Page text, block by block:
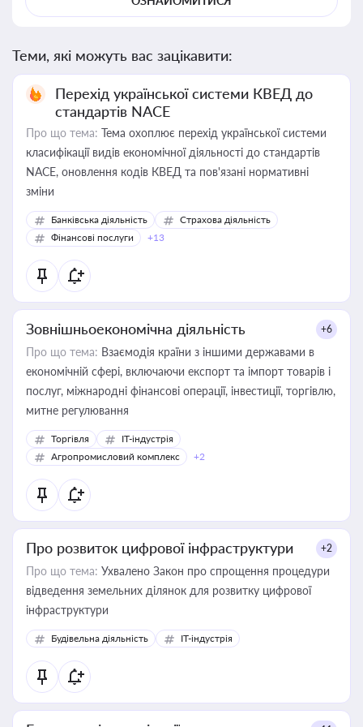
Теми, які можуть вас зацікавити:
Перехід української системи КВЕД до
стандартів NACE
Про що тема: Тема охоплює перехід української системи
класифікації видів економічної діяльності до стандартів
NACE, оновлення кодів КВЕД та пов'язані нормативні
зміни
Банківська діяльність
Страхова діяльність
Фінансові послуги
+13
Зовнішньоекономічна діяльність +6
Про що тема: Взаємодія країни з іншими державами в
економічній сфері, включаючи експорт та імпорт товарів і
послуг, міжнародні фінансові операції, інвестиції, торгівлю,
митне регулювання
Торгівля
IT-індустрія
Агропромисловий комплекс
+2
Про розвиток цифрової інфраструктури +2
Про що тема: Ухвалено Закон про спрощення процедури
відведення земельних ділянок для розвитку цифрової
інфраструктури
Будівельна діяльність IT-індустрія